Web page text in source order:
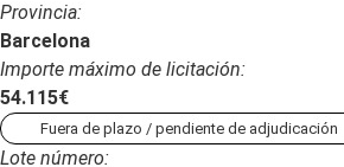
Provincia:
Barcelona
Importe máximo de licitación:
54.115€
Fuera de plazo / pendiente de adjudicación
Lote número: